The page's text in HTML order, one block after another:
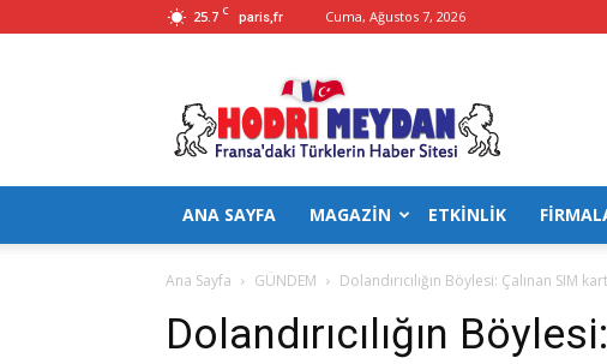
25.7 C paris,fr Cuma, Ağustos 7, 2026
Hodrimeydan
ANA SAYFA MAGAZİN ETKİNLİK
Ana Sayfa GÜNDEM Dolandırıcılığın Böylesi: Çalınan SIM
Dolandırıcılığın